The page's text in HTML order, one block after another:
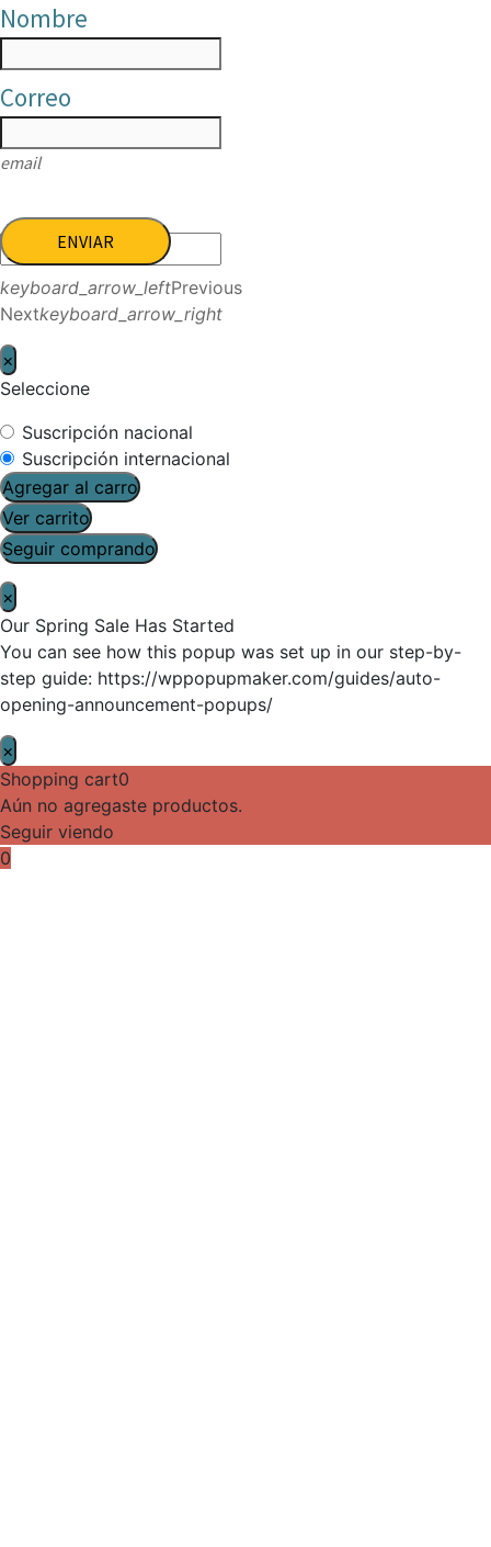
Nombre
Correo
email
ENVIAR
keyboard_arrow_leftPrevious
Nextkeyboard_arrow_right
×
Seleccione
Suscripción nacional
Suscripción internacional
Agregar al carro
Ver carrito
Seguir comprando
×
Our Spring Sale Has Started
You can see how this popup was set up in our step-by-
step guide: https://wppopupmaker.com/guides/auto-
opening-announcement-popups/
×
Shopping cart0
Aún no agregaste productos.
Seguir viendo
0